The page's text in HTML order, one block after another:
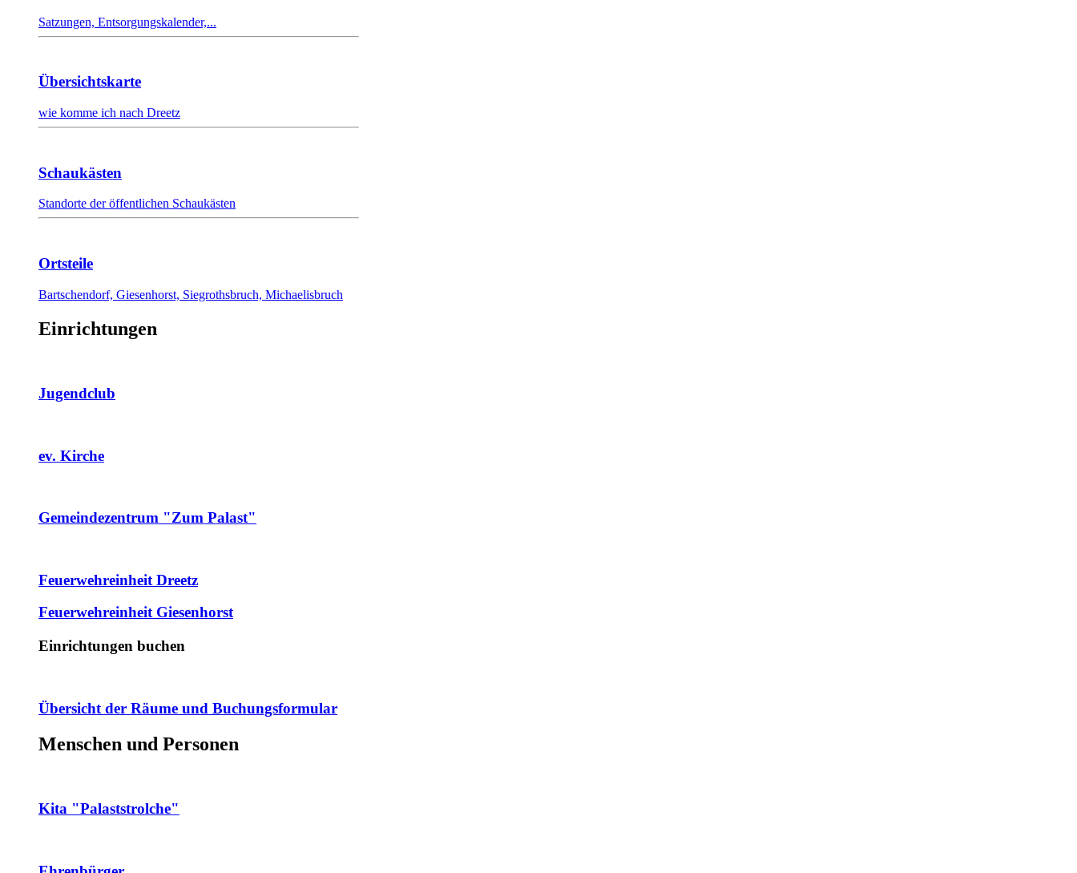
Satzungen, Entsorgungskalender,...
Übersichtskarte
wie komme ich nach Dreetz
Schaukästen
Standorte der öffentlichen Schaukästen
Ortsteile
Bartschendorf, Giesenhorst, Siegrothsbruch, Michaelisbruch
Einrichtungen
Jugendclub
ev. Kirche
Gemeindezentrum "Zum Palast"
Feuerwehreinheit Dreetz
Feuerwehreinheit Giesenhorst
Einrichtungen buchen
Übersicht der Räume und Buchungsformular
Menschen und Personen
Kita "Palaststrolche"